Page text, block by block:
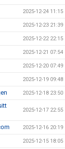
2025-12-24 11:15
2025-12-23 21:39
2025-12-22 22:15
2025-12-21 07:54
2025-12-20 07:49
2025-12-19 09:48
2025-12-18 23:50
2025-12-17 22:55
2025-12-16 20:19
2025-12-15 18:05